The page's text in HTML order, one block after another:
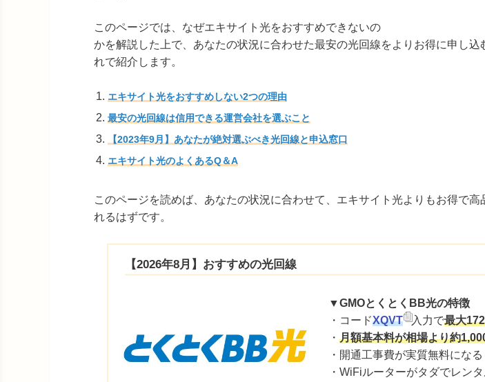
このページでは、なぜエキサイト光をおすすめできないの
かを解説した上で、あなたの状況に合わせた最安の光回線をよりお得に申し込
れで紹介します。
エキサイト光をおすすめしない2つの理由
最安の光回線は信用できる運営会社を選ぶこと
【2023年9月】あなたが絶対選ぶべき光回線と申込窓口
エキサイト光のよくあるQ＆A
このページを読めば、あなたの状況に合わせて、エキサイト光よりもお得で高
れるはずです。
【2026年8月】おすすめの光回線
▼GMOとくとくBB光の特徴
・コードXQVT 入力で最大
・月額基本料が相場より約
・開通工事費が実質無料になる
・WiFiルーターがタダでレン